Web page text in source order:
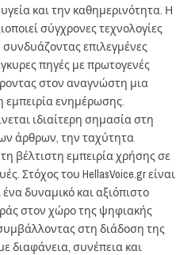
και την καθημερινότητα. Η
σύγχρονες τεχνολογίες
επιλεγμένες
πηγές με πρωτογενές
στον αναγνώστη μια
ενημέρωσης.
ιδιαίτερη σημασία στη
άρθρων, την ταχύτητα
βέλτιστη εμπειρία χρήσης σε
Στόχος του HellasVoice.gr είναι
δυναμικό και αξιόπιστο
στον χώρο της ψηφιακής
στη διάδοση της
διαφάνεια, συνέπεια και